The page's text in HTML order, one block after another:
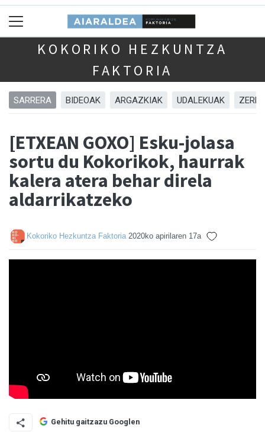
KOKORIKO HEZKUNTZA
FAKTORIA
SARRERA BIDEOAK ARGAZKIAK UDALEKUAK
[ETXEAN GOXO] Esku-jolasa
sortu du Kokorikok, haurrak
kalera atera behar direla
aldarrikatzeko
Kokoriko Hezkuntza Faktoria 2020ko apirilaren 17a
Gehitu gaitzazu Googlen